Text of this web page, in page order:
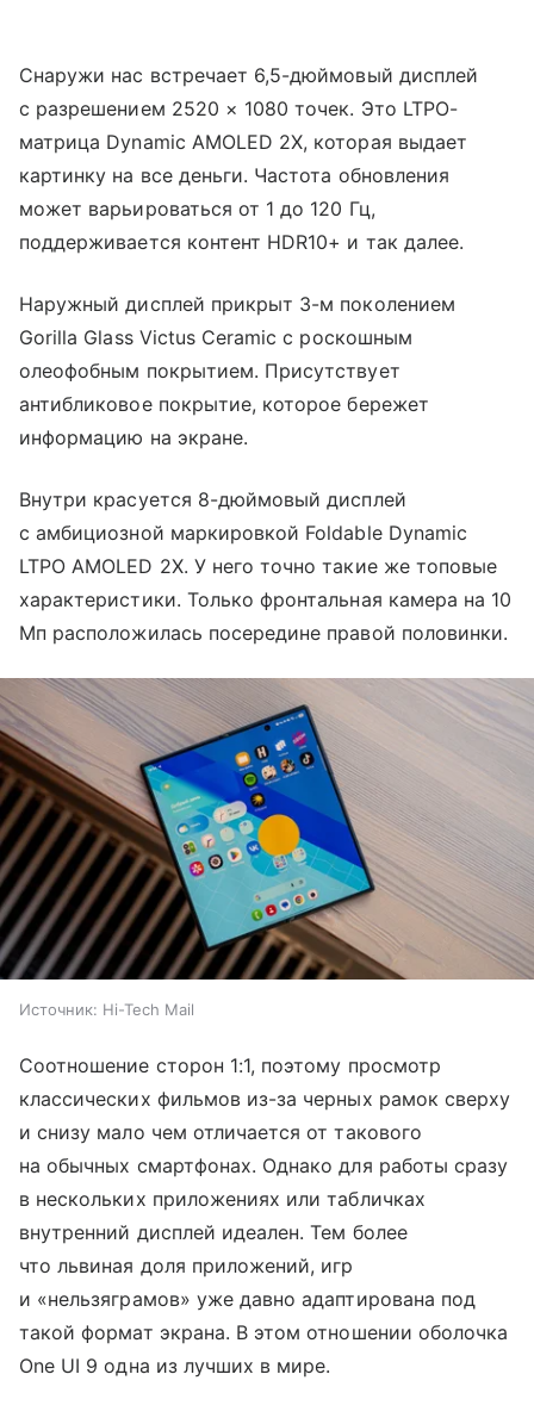
Снаружи нас встречает 6,5-дюймовый дисплей
с разрешением 2520 × 1080 точек. Это LTPO-
матрица Dynamic AMOLED 2X, которая выдает
картинку на все деньги. Частота обновления
может варьироваться от 1 до 120 Гц,
поддерживается контент HDR10+ и так далее.
Наружный дисплей прикрыт 3-м поколением
Gorilla Glass Victus Ceramic с роскошным
олеофобным покрытием. Присутствует
антибликовое покрытие, которое бережет
информацию на экране.
Внутри красуется 8-дюймовый дисплей
с амбициозной маркировкой Foldable Dynamic
LTPO AMOLED 2X. У него точно такие же топовые
характеристики. Только фронтальная камера на 10
Мп расположилась посередине правой половинки.
Источник: Hi-Tech Mail
Соотношение сторон 1:1, поэтому просмотр
классических фильмов из-за черных рамок сверху
и снизу мало чем отличается от такового
на обычных смартфонах. Однако для работы сразу
в нескольких приложениях или табличках
внутренний дисплей идеален. Тем более
что львиная доля приложений, игр
и «нельзяграмов» уже давно адаптирована под
такой формат экрана. В этом отношении оболочка
One UI 9 одна из лучших в мире.